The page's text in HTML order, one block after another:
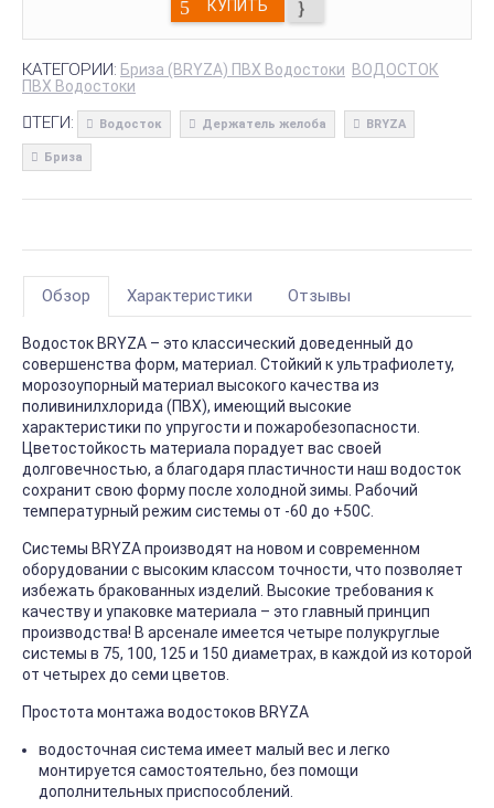
КУПИТЬ
КАТЕГОРИИ: Бриза (BRYZA) ПВХ Водостоки ВОДОСТОК
ПВХ Водостоки
ТЕГИ: Водосток Держатель желоба BRYZA
Бриза
Обзор Характеристики Отзывы
Водосток BRYZA – это классический доведенный до
совершенства форм, материал. Стойкий к ультрафиолету,
морозоупорный материал высокого качества из
поливинилхлорида (ПВХ), имеющий высокие
характеристики по упругости и пожаробезопасности.
Цветостойкость материала порадует вас своей
долговечностью, а благодаря пластичности наш водосток
сохранит свою форму после холодной зимы. Рабочий
температурный режим системы от -60 до +50С.
Системы BRYZA производят на новом и современном
оборудовании с высоким классом точности, что позволяет
избежать бракованных изделий. Высокие требования к
качеству и упаковке материала – это главный принцип
производства! В арсенале имеется четыре полукруглые
системы в 75, 100, 125 и 150 диаметрах, в каждой из которой
от четырех до семи цветов.
Простота монтажа водостоков BRYZA
водосточная система имеет малый вес и легко
монтируется самостоятельно, без помощи
дополнительных приспособлений.